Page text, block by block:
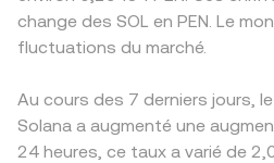
change des SOL en PEN. Le
fluctuations du marché.
Au cours des 7 derniers jours,
Solana a augmenté une
24 heures, ce taux a varié de